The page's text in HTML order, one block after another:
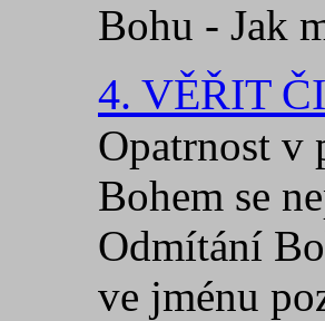
Bohu - Jak
4. VĚŘIT
Opatrnost v
Bohem se
Odmítání
ve jménu